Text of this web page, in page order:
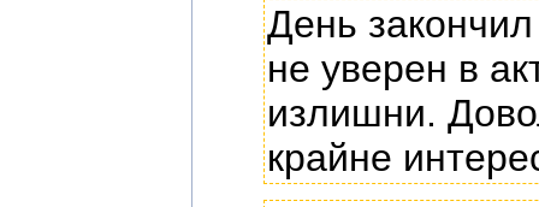
День
не уверен в
излишни.
крайне